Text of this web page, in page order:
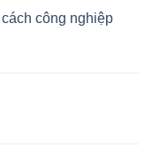
công nghiệp